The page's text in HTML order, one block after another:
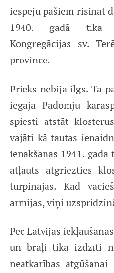
iespēju pašiem risināt
1940. gadā tika
Kongregācijas sv.
province.
Prieks nebija ilgs. Tā
iegāja Padomju
spiesti atstāt
vajāti kā tautas
ienākšanas 1941.
atļauts atgriezties
turpinājās. Kad
armijas, viņi
Pēc Latvijas
un brāļi tika izdzīti
neatkarības